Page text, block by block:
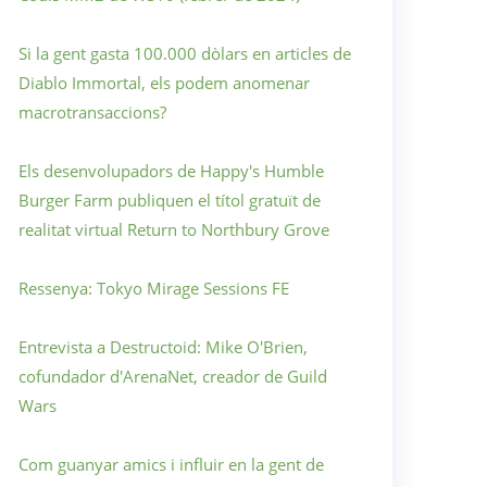
Si la gent gasta 100.000 dòlars en articles de
Diablo Immortal, els podem anomenar
macrotransaccions?
Els desenvolupadors de Happy's Humble
Burger Farm publiquen el títol gratuït de
realitat virtual Return to Northbury Grove
Ressenya: Tokyo Mirage Sessions FE
Entrevista a Destructoid: Mike O'Brien,
cofundador d'ArenaNet, creador de Guild
Wars
Com guanyar amics i influir en la gent de